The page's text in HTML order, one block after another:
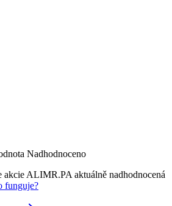
Nadhodnoceno
akcie ALIMR.PA aktuálně nadhodnocená
funguje?